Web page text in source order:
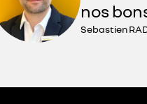
nos
Sebastien